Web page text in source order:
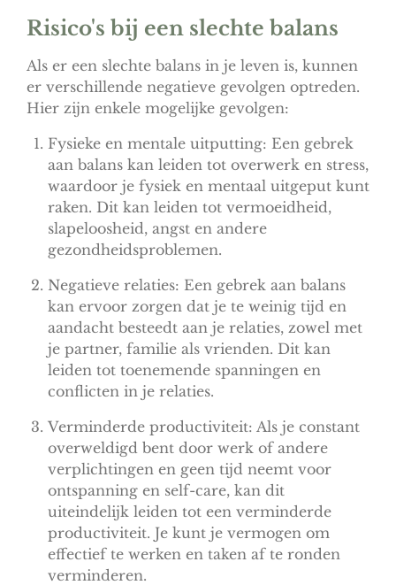
Risico's bij een slechte balans
Als er een slechte balans in je leven is, kunnen
er verschillende negatieve gevolgen optreden.
Hier zijn enkele mogelijke gevolgen:
Fysieke en mentale uitputting: Een gebrek
aan balans kan leiden tot overwerk en stress,
waardoor je fysiek en mentaal uitgeput kunt
raken. Dit kan leiden tot vermoeidheid,
slapeloosheid, angst en andere
gezondheidsproblemen.
Negatieve relaties: Een gebrek aan balans
kan ervoor zorgen dat je te weinig tijd en
aandacht besteedt aan je relaties, zowel met
je partner, familie als vrienden. Dit kan
leiden tot toenemende spanningen en
conflicten in je relaties.
Verminderde productiviteit: Als je constant
overweldigd bent door werk of andere
verplichtingen en geen tijd neemt voor
ontspanning en self-care, kan dit
uiteindelijk leiden tot een verminderde
productiviteit. Je kunt je vermogen om
effectief te werken en taken af te ronden
verminderen.